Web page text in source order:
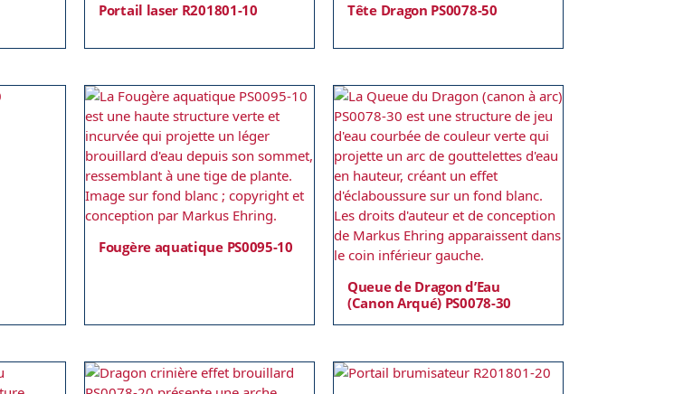
Portail laser R201801-10 Tête Dragon PS0078-50
Fougère aquatique PS0095-10
Queue de Dragon d’Eau
(Canon Arqué) PS0078-30